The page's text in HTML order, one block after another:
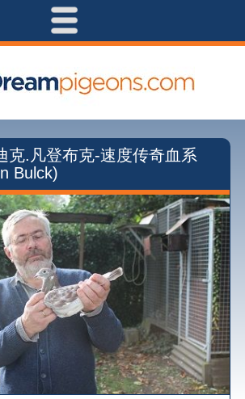
克.凡登布克-速度传奇血系
Bulck)